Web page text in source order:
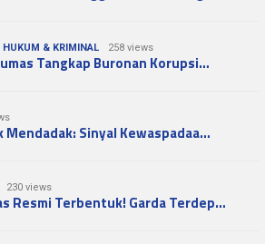
HUKUM & KRIMINAL 258 views
Tangkap Buronan Korupsi…
Mendadak: Sinyal Kewaspadaa…
230 views
Resmi Terbentuk! Garda Terdep…